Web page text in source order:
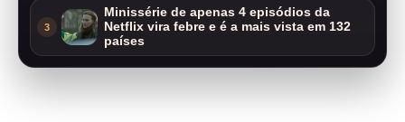
3
Minissérie de apenas 4 episódios da
Netflix vira febre e é a mais vista em 132
países